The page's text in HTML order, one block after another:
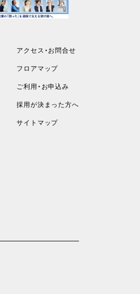
アクセス・お問合せ
フロアマップ
ご利用・お申込み
採用が決まった方へ
サイトマップ